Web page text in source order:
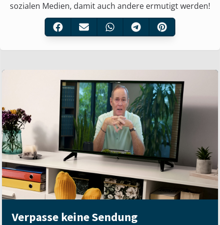
sozialen Medien, damit auch andere ermutigt werden!
Verpasse keine Sendung